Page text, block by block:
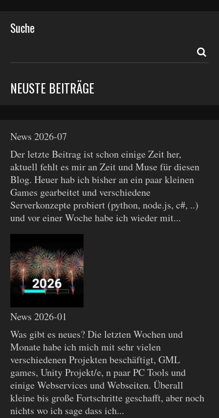
Suche
NEUSTE BEITRÄGE
News 2026-07
Der letzte Beitrag ist schon einige Zeit her,
aktuell fehlt es mir an Zeit und Muse für diesen
Blog. Heuer hab ich bisher an ein paar kleinen
Games gearbeitet und verschiedene
Serverkonzepte probiert (python, node.js, c#, ..)
und vor einer Woche habe ich wieder mit...
News 2026-01
Was gibt es neues? Die letzten Wochen und
Monate habe ich mich mit sehr vielen
verschiedenen Projekten beschäftigt, GML
games, Unity Projekt/e, n paar PC Tools und
einige Webservices und Webseiten. Überall
kleine bis große Fortschritte geschafft, aber noch
nichts wo ich sage dass ich...